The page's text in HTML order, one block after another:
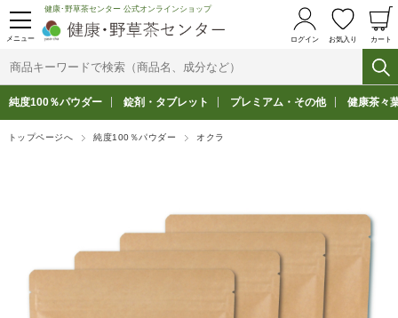
メニュー
健康･野草茶センター 公式オンラインショップ
ログイン お気入り カート
純度100％パウダー 錠剤・タブレット プレミアム・その他 健康茶々
トップページへ 純度100％パウダー オクラ